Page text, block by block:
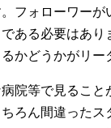
フォローワー
ある必要はあ
かどうかがリー
院等で見るこ
ろん間違った